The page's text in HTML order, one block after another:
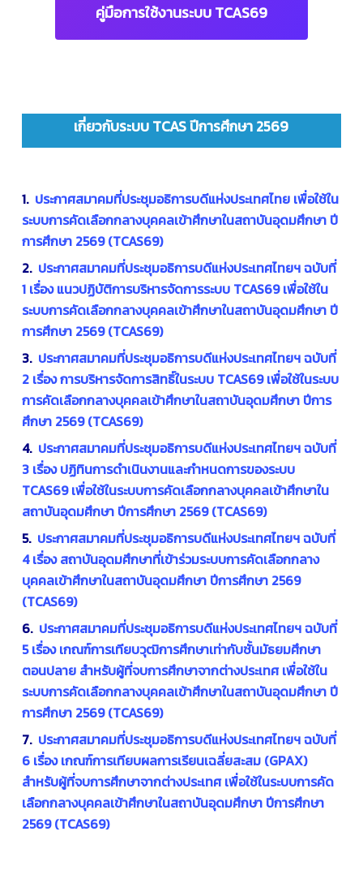
คู่มือการใช้งานระบบ TCAS69
เกี่ยวกับระบบ TCAS ปีการศึกษา 2569
1. ประกาศสมาคมที่ประชุมอธิการบดีแห่งประเทศไทย เพื่อใช้ใน
ระบบการคัดเลือกกลางบุคคลเข้าศึกษาในสถาบันอุดมศึกษา ปี
การศึกษา 2569 (TCAS69)
2. ประกาศสมาคมที่ประชุมอธิการบดีแห่งประเทศไทยฯ ฉบับที่
1 เรื่อง แนวปฏิบัติการบริหารจัดการระบบ TCAS69 เพื่อใช้ใน
ระบบการคัดเลือกกลางบุคคลเข้าศึกษาในสถาบันอุดมศึกษา ปี
การศึกษา 2569 (TCAS69)
3. ประกาศสมาคมที่ประชุมอธิการบดีแห่งประเทศไทยฯ ฉบับที่
2 เรื่อง การบริหารจัดการสิทธิ์ในระบบ TCAS69 เพื่อใช้ในระบบ
การคัดเลือกกลางบุคคลเข้าศึกษาในสถาบันอุดมศึกษา ปีการ
ศึกษา 2569 (TCAS69)
4. ประกาศสมาคมที่ประชุมอธิการบดีแห่งประเทศไทยฯ ฉบับที่
3 เรื่อง ปฏิทินการดำเนินงานและกำหนดการของระบบ
TCAS69 เพื่อใช้ในระบบการคัดเลือกกลางบุคคลเข้าศึกษาใน
สถาบันอุดมศึกษา ปีการศึกษา 2569 (TCAS69)
5. ประกาศสมาคมที่ประชุมอธิการบดีแห่งประเทศไทยฯ ฉบับที่
4 เรื่อง สถาบันอุดมศึกษาที่เข้าร่วมระบบการคัดเลือกกลาง
บุคคลเข้าศึกษาในสถาบันอุดมศึกษา ปีการศึกษา 2569
(TCAS69)
6. ประกาศสมาคมที่ประชุมอธิการบดีแห่งประเทศไทยฯ ฉบับที่
5 เรื่อง เกณฑ์การเทียบวุฒิการศึกษาเท่ากับชั้นมัธยมศึกษา
ตอนปลาย สำหรับผู้ที่จบการศึกษาจากต่างประเทศ เพื่อใช้ใน
ระบบการคัดเลือกกลางบุคคลเข้าศึกษาในสถาบันอุดมศึกษา ปี
การศึกษา 2569 (TCAS69)
7. ประกาศสมาคมที่ประชุมอธิการบดีแห่งประเทศไทยฯ ฉบับที่
6 เรื่อง เกณฑ์การเทียบผลการเรียนเฉลี่ยสะสม (GPAX)
สำหรับผู้ที่จบการศึกษาจากต่างประเทศ เพื่อใช้ในระบบการคัด
เลือกกลางบุคคลเข้าศึกษาในสถาบันอุดมศึกษา ปีการศึกษา
2569 (TCAS69)